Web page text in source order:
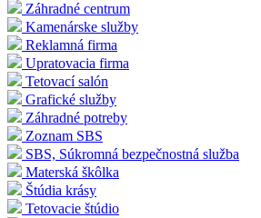
Záhradné centrum
Kamenárske služby
Reklamná firma
Upratovacia firma
Tetovací salón
Grafické služby
Záhradné potreby
Zoznam SBS
SBS, Súkromná bezpečnostná služba
Materská škôlka
Štúdia krásy
Tetovacie štúdio